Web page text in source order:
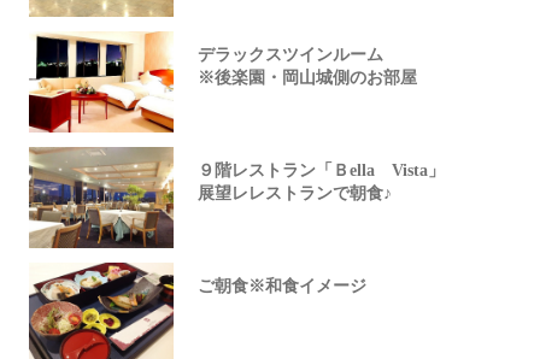
デラックスツインルーム
※後楽園・岡山城側のお部屋
９階レストラン「Ｂella Vista」
展望レレストランで朝食♪
ご朝食※和食イメージ